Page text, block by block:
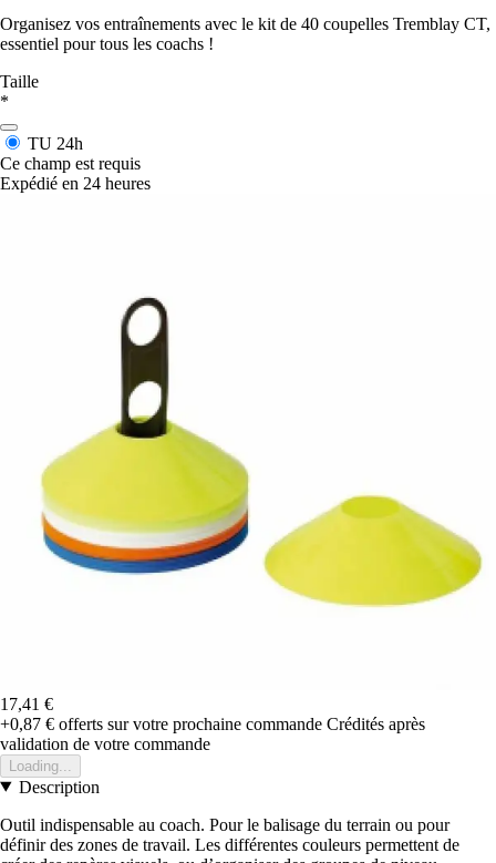
Organisez vos entraînements avec le kit de 40 coupelles Tremblay CT,
essentiel pour tous les coachs !
Taille
*
TU 24h
Ce champ est requis
Expédié en 24 heures
17,41 €
+0,87 € offerts sur votre prochaine commande Crédités après
validation de votre commande
Loading...
Description
Outil indispensable au coach. Pour le balisage du terrain ou pour
définir des zones de travail. Les différentes couleurs permettent de